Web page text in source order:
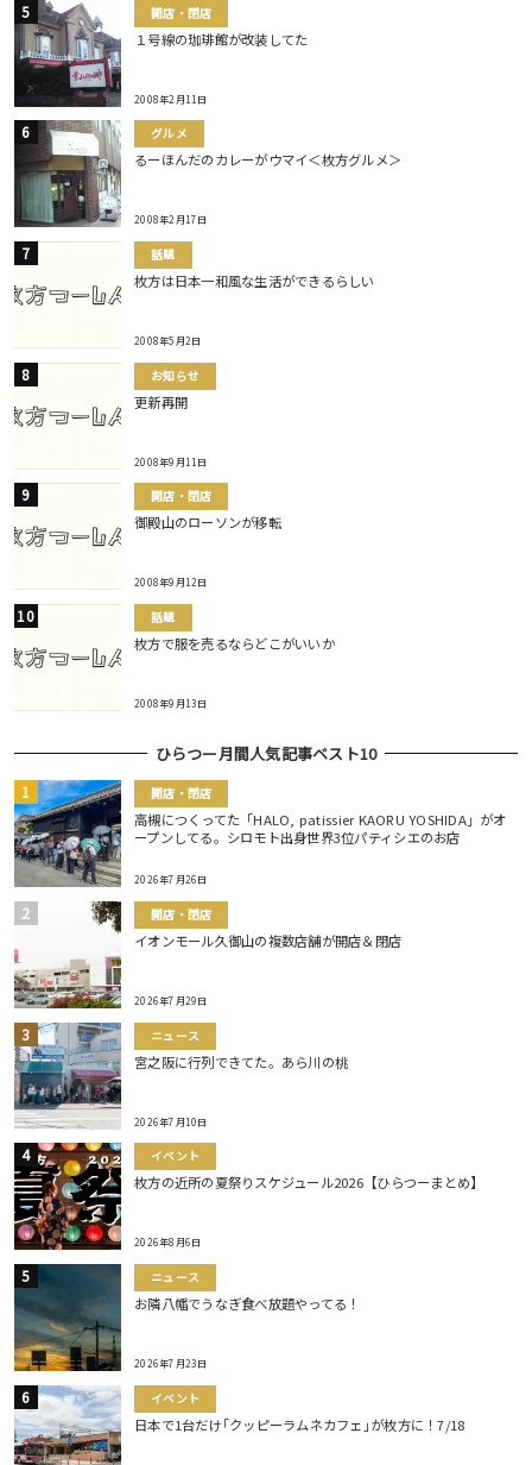
開店・閉店
１号線の珈琲館が改装してた
2008年2月11日
グルメ
るーほんだのカレーがウマイ＜枚方グルメ＞
2008年2月17日
話題
枚方は日本一和風な生活ができるらしい
2008年5月2日
お知らせ
更新再開
2008年9月11日
開店・閉店
御殿山のローソンが移転
2008年9月12日
話題
枚方で服を売るならどこがいいか
2008年9月13日
ひらつー月間人気記事ベスト10
開店・閉店
高槻につくってた「HALO, patissier KAORU YOSHIDA」がオ
ープンしてる。シロモト出身世界3位パティシエのお店
2026年7月26日
開店・閉店
イオンモール久御山の複数店舗が開店＆閉店
2026年7月29日
ニュース
宮之阪に行列できてた。あら川の桃
2026年7月10日
イベント
枚方の近所の夏祭りスケジュール2026【ひらつーまとめ】
2026年8月6日
ニュース
お隣八幡でうなぎ食べ放題やってる！
2026年7月23日
イベント
日本で1台だけ｢クッピーラムネカフェ｣が枚方に！7/18